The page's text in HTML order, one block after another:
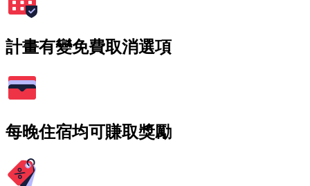
計畫有變免費取消選項
每晚住宿均可賺取獎勵